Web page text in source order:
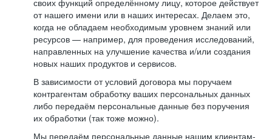
своих функций определённому лицу, которое действует
от нашего имени или в наших интересах. Делаем это,
когда не обладаем необходимым уровнем знаний или
ресурсов — например, для проведения исследований,
направленных на улучшение качества и/или создания
новых наших продуктов и сервисов.
В зависимости от условий договора мы поручаем
контрагентам обработку ваших персональных данных
либо передаём персональные данные без поручения
их обработки (так тоже можно).
Мы передаём персональные данные нашим клиентам-